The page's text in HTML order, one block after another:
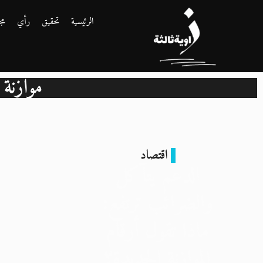
الرئيسية تحقيق رأي
موازنة 2025/2026
اقتصاد